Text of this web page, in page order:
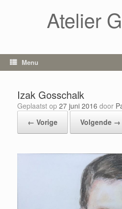
Atelier
Menu
Izak Gosschalk
Geplaatst op 27 juni 2016 door
← Vorige
Volgende →